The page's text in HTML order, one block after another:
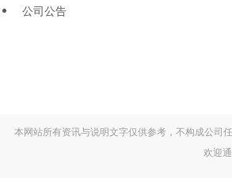
公司公告
本网站所有资讯与说明文字仅供参考，不构成公司
欢迎